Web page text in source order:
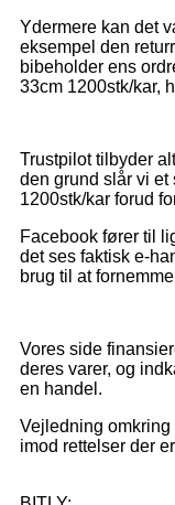
Ydermere kan det
eksempel den
bibeholder ens
33cm 1200stk/kar,
Trustpilot tilbyder
den grund slår vi et
1200stk/kar forud
Facebook fører til
det ses faktisk e-
brug til at
Vores side
deres varer, og
en handel.
Vejledning
imod rettelser der